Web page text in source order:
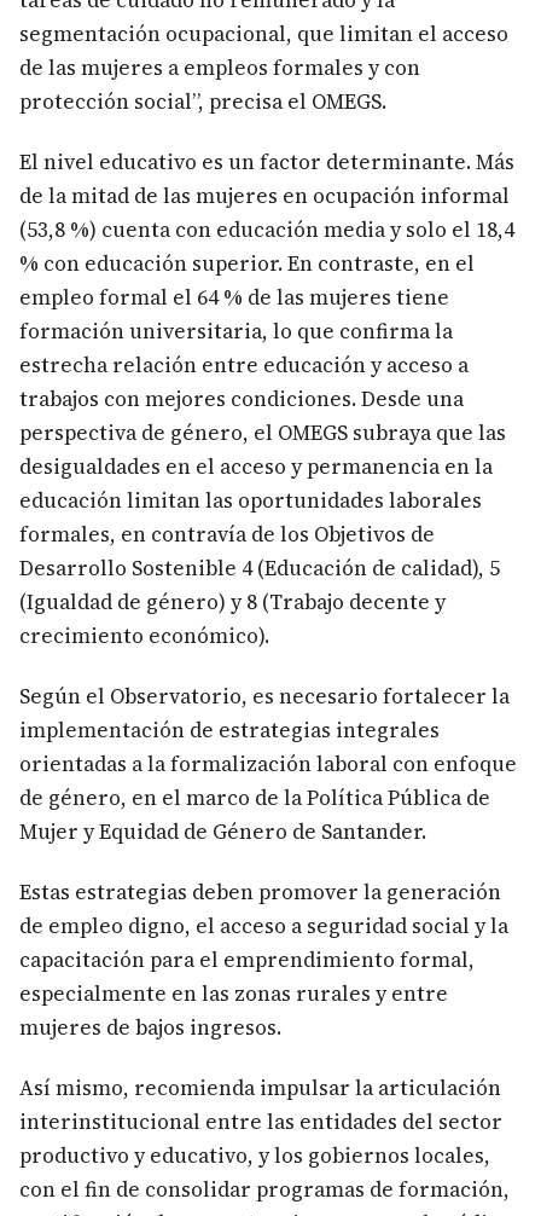
segmentación ocupacional, que limitan el acceso
de las mujeres a empleos formales y con
protección social”, precisa el OMEGS.
El nivel educativo es un factor determinante. Más
de la mitad de las mujeres en ocupación informal
(53,8 %) cuenta con educación media y solo el 18,4
% con educación superior. En contraste, en el
empleo formal el 64 % de las mujeres tiene
formación universitaria, lo que confirma la
estrecha relación entre educación y acceso a
trabajos con mejores condiciones. Desde una
perspectiva de género, el OMEGS subraya que las
desigualdades en el acceso y permanencia en la
educación limitan las oportunidades laborales
formales, en contravía de los Objetivos de
Desarrollo Sostenible 4 (Educación de calidad), 5
(Igualdad de género) y 8 (Trabajo decente y
crecimiento económico).
Según el Observatorio, es necesario fortalecer la
implementación de estrategias integrales
orientadas a la formalización laboral con enfoque
de género, en el marco de la Política Pública de
Mujer y Equidad de Género de Santander.
Estas estrategias deben promover la generación
de empleo digno, el acceso a seguridad social y la
capacitación para el emprendimiento formal,
especialmente en las zonas rurales y entre
mujeres de bajos ingresos.
Así mismo, recomienda impulsar la articulación
interinstitucional entre las entidades del sector
productivo y educativo, y los gobiernos locales,
con el fin de consolidar programas de formación,